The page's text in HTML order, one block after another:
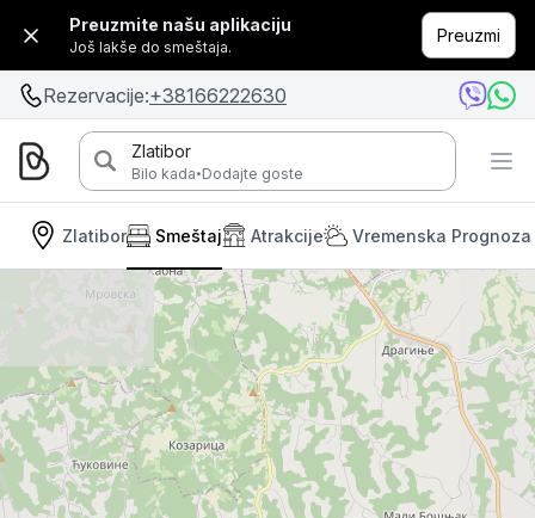
Preuzmite našu aplikaciju
Još lakše do smeštaja.
Preuzmi
Rezervacije:+38166222630
Zlatibor
Bilo kada·Dodajte goste
Zlatibor Smeštaj Atrakcije Vremenska Prognoza